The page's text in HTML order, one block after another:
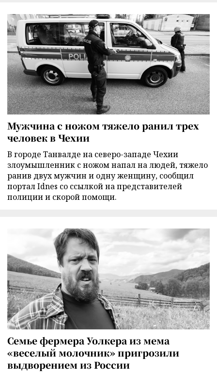
Мужчина с ножом тяжело ранил трех
человек в Чехии
В городе Танвалде на северо-западе Чехии
злоумышленник с ножом напал на людей, тяжело
ранив двух мужчин и одну женщину, сообщил
портал Idnes со ссылкой на представителей
полиции и скорой помощи.
Семье фермера Уолкера из мема
«веселый молочник» пригрозили
выдворением из России